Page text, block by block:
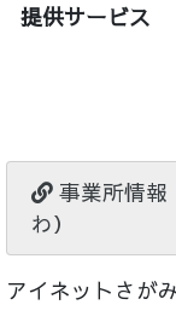
提供サービス
事業所情報
わ）
アイネットさが